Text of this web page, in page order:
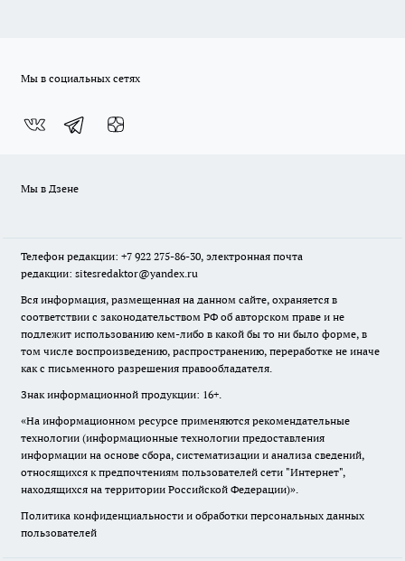
Мы в социальных сетях
Мы в Дзене
Телефон редакции: +7 922 275-86-30, электронная почта
редакции: sitesredaktor@yandex.ru
Вся информация, размещенная на данном сайте, охраняется в
соответствии с законодательством РФ об авторском праве и не
подлежит использованию кем-либо в какой бы то ни было форме, в
том числе воспроизведению, распространению, переработке не иначе
как с письменного разрешения правообладателя.
Знак информационной продукции: 16+.
«На информационном ресурсе применяются рекомендательные
технологии (информационные технологии предоставления
информации на основе сбора, систематизации и анализа сведений,
относящихся к предпочтениям пользователей сети "Интернет",
находящихся на территории Российской Федерации)».
Политика конфиденциальности и обработки персональных данных
пользователей